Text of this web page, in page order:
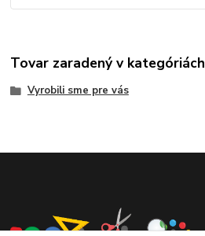
Tovar zaradený v kategóriách
Vyrobili sme pre vás